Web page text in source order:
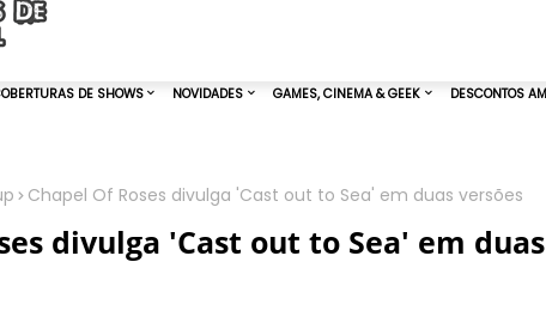
Chapel Of Roses divulga 'Cast out to Sea' em duas versões
divulga 'Cast out to Sea' em duas